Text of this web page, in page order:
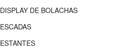
DISPLAY DE BOLACHAS
ESCADAS
ESTANTES